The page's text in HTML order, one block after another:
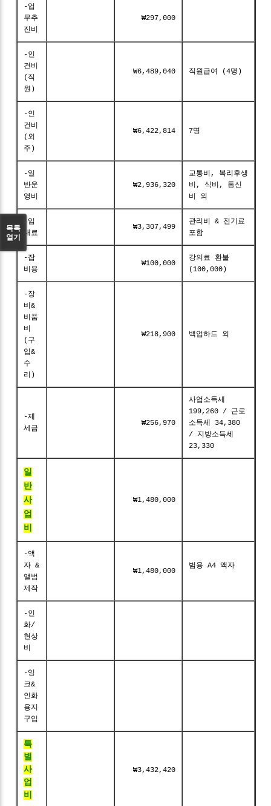
-업
무추
진비
₩297,000
-인
건비
(직
원)
₩6,489,040 직원급여 (4명)
-인
건비
(외
주)
₩6,422,814 7명
-일
반운
영비
₩2,936,320
교통비, 복리후생
비, 식비, 통신
비 외
-임
대료
₩3,307,499
관리비 & 전기료
포함
-잡
비용
₩100,000
강의료 환불
(100,000)
-장
비&
비품
비
(구
입&
수
리)
₩218,900 백업하드 외
-제
세금
₩256,970
사업소득세
199,260 / 근로
소득세 34,380
/ 지방소득세
23,330
일
반
사
업
비
₩1,480,000
-액
자 &
앨범
제작
₩1,480,000
범용 A4 액자
-인
화/
현상
비
-잉
크&
인화
용지
구입
특
별
사
업
비
₩3,432,420
목록
열기